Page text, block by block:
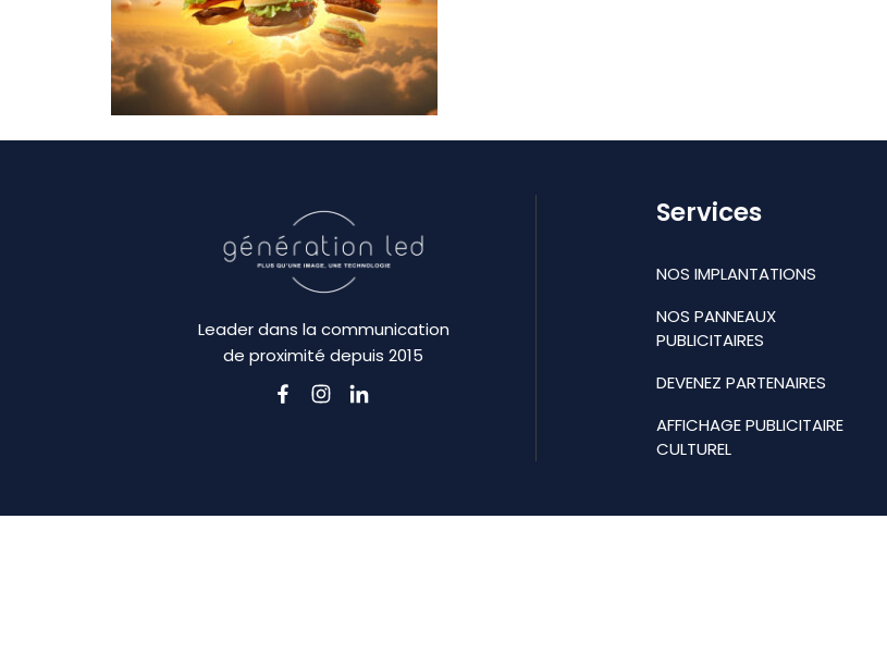
Leader dans la communication
de proximité depuis 2015
Services
NOS IMPLANTATIONS
NOS PANNEAUX
PUBLICITAIRES
DEVENEZ PARTENAIRES
AFFICHAGE PUBLICITAIRE
CULTUREL